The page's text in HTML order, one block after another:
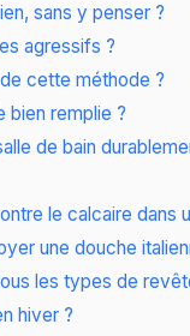
sans y penser ?
agressifs ?
cette méthode ?
bien remplie ?
de bain
le calcaire dans
une douche
les types de
hiver ?